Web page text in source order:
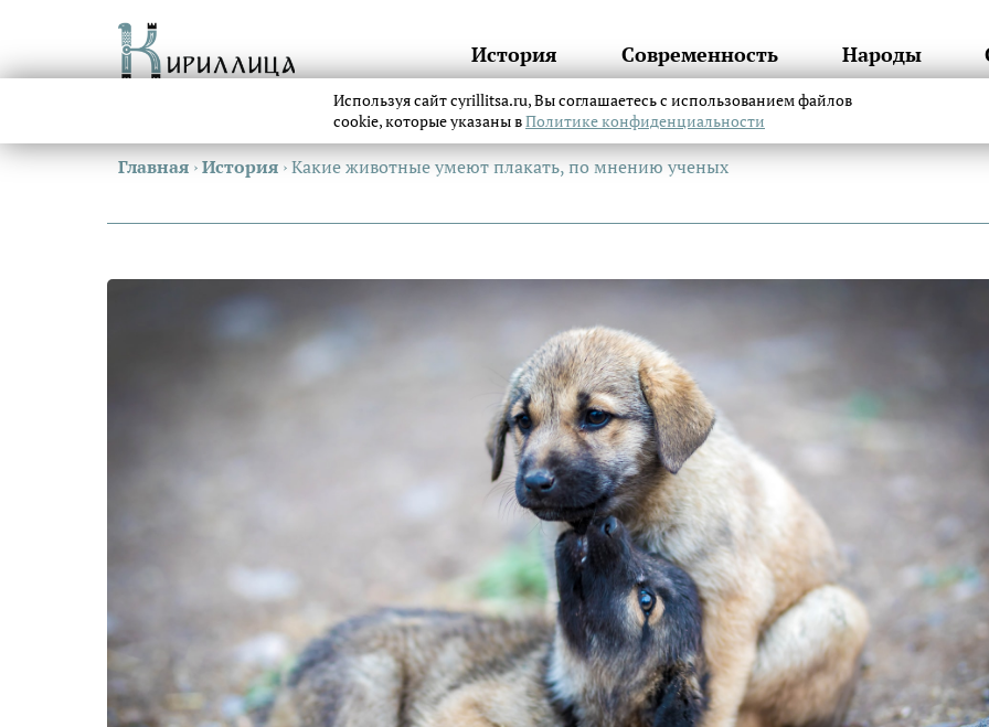
История Современность Народы
Главная ›История ›Какие животные умеют плакать, по мнению ученых
Используя сайт cyrillitsa.ru, Вы соглашаетесь с использованием файлов
cookie, которые указаны вПолитике конфиденциальности